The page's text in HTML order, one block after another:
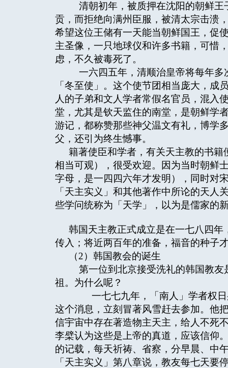
清朝初年，被质押在沈阳的朝鲜王
贡，而拒绝向满州臣服，被清太宗击溃
希望这位王储有一天能当朝鲜国王，促
主圣像，一只地球仪和许多书籍，可惜
虑，不久被毒死了。
一六四五年，清顺治皇帝将每年多
「冬至使」。这个使节团相当庞大，
人的子弟和文人学者常假名官员，混入
堂，尤其是钦天监住的南堂，是朝鲜学
游记，都称赞那些神父温文有礼，博学
父，还引为终生憾事。
籍著使臣和学者，有关天主教的书
相当可观），很受欢迎。因为当时朝鲜
字母，是一四四六年才发明），同时对
「天主实义」和其他著作中所论的天
些学问统称为「天学」，以为是儒家的
韩国天主教正式成立是在一七八四
传入；将近两百年的准备，福音的种子
（2）韩国教会的诞生
第一位到北京接受洗礼的韩国教友
祖。为什么呢？
一七七九年，「南人」学者权日
这个消息，立刻冒著风雪赶去参加。他
信宇宙中存在著造物主天主，给人不死
李檗认为这些是上帝的真道，应该信仰
的记载，每天祈祷、省察，分早晨、中
「天主实义」第八章说，教友每七天